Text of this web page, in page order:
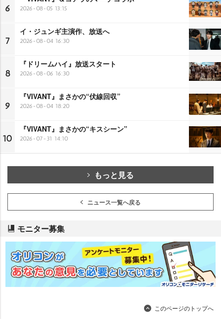
6 2026-08-05 13:15
7
イ・ジュンギ主演作、放送へ
2026-08-04 16:30
8
『ドリームハイ』放送スタート
2026-08-06 16:30
9
『VIVANT』まさかの“伏線回収”
2026-08-04 18:20
10
『VIVANT』まさかの“キスシーン”
2026-07-31 14:10
もっと見る
ニュース一覧へ戻る
モニター募集
このページのトップへ